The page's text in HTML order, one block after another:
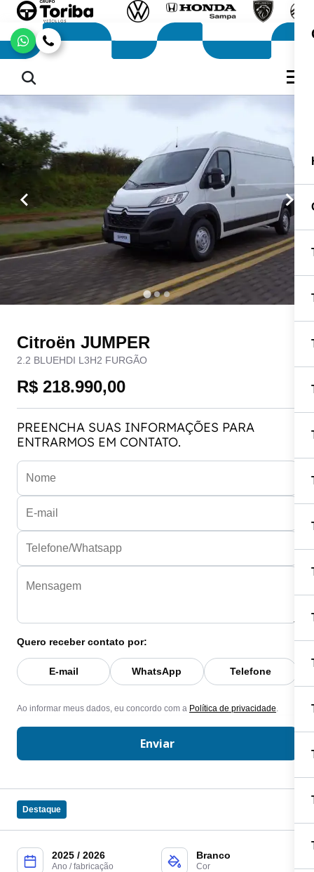
Destaque
2025 / 2026
Ano / fabricação
Branco
Cor
Citroën JUMPER
2.2 BLUEHDI L3H2 FURGÃO
R$ 218.990,00
PREENCHA SUAS INFORMAÇÕES PARA
ENTRARMOS EM CONTATO.
Quero receber contato por:
E-mail WhatsApp Telefone
Ao informar meus dados, eu concordo com a Política de privacidade
Enviar